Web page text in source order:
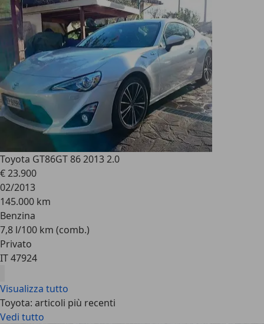
Toyota GT86GT 86 2013 2.0
€ 23.900
02/2013
145.000 km
Benzina
7,8 l/100 km (comb.)
Privato
IT 47924
Visualizza tutto
Toyota: articoli più recenti
Vedi tutto